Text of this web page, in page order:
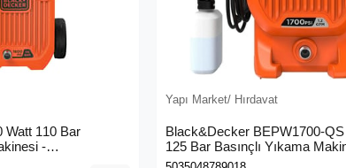
Watt 110 Bar
-
Yapı Market/ Hırdavat
Black&Decker BEPW1700-
125 Bar Basınçlı Yıkama